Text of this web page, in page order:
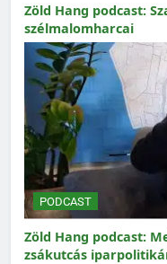
Zöld Hang podcast:
szélmalomharcai
PODCAST
Zöld Hang podcast:
zsákutcás